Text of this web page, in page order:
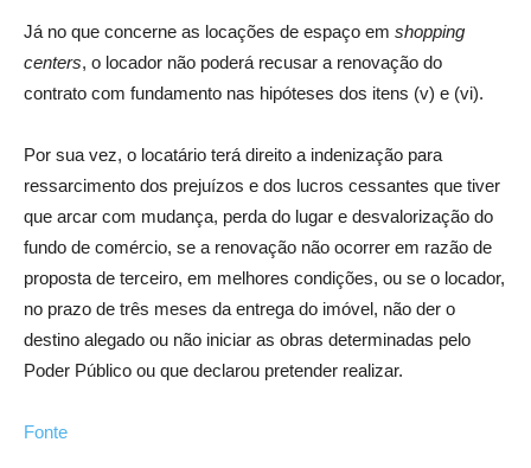
Já no que concerne as locações de espaço em shopping
centers, o locador não poderá recusar a renovação do
contrato com fundamento nas hipóteses dos itens (v) e (vi).
Por sua vez, o locatário terá direito a indenização para
ressarcimento dos prejuízos e dos lucros cessantes que tiver
que arcar com mudança, perda do lugar e desvalorização do
fundo de comércio, se a renovação não ocorrer em razão de
proposta de terceiro, em melhores condições, ou se o locador,
no prazo de três meses da entrega do imóvel, não der o
destino alegado ou não iniciar as obras determinadas pelo
Poder Público ou que declarou pretender realizar.
Fonte